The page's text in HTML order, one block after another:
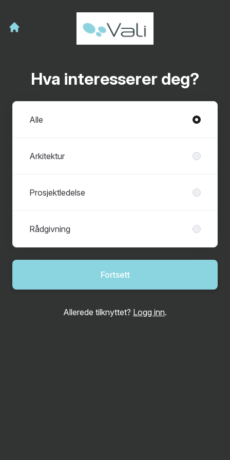
Hva interesserer deg?
Avdelinger
Alle
Arkitektur
Prosjektledelse
Rådgivning
Fortsett
Allerede tilknyttet? Logg inn.